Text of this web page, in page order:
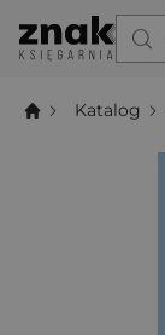
Katalog